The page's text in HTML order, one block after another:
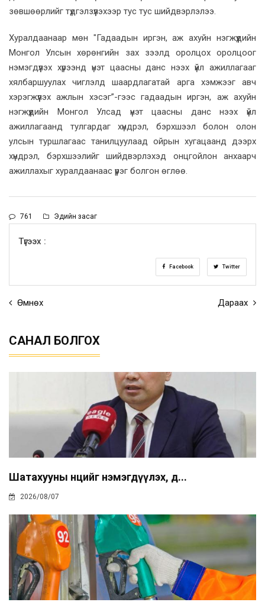
зөвшөөрлийг түдгэлзүүлэхээр тус тус шийдвэрлэлээ.
Хуралдаанаар мөн "Гадаадын иргэн, аж ахуйн нэгжүүдийн
Монгол Улсын хөрөнгийн зах зээлд оролцох оролцоог
нэмэгдүүлэх хүрээнд үнэт цаасны данс нээх үйл ажиллагааг
хялбаршуулах чиглэлд шаардлагатай арга хэмжээг авч
хэрэгжүүлэх ажлын хэсэг”-гээс гадаадын иргэн, аж ахуйн
нэгжүүдийн Монгол Улсад үнэт цаасны данс нээх үйл
ажиллагаанд тулгардаг хүндрэл, бэрхшээл болон олон
улсын туршлагаас танилцуулаад ойрын хугацаанд дээрх
хүндрэл, бэрхшээлийг шийдвэрлэхэд онцгойлон анхаарч
ажиллахыг хуралдаанаас үүрэг болгон өглөө.
761 Эдийн засаг
Түгээх :
Facebook Twitter
Өмнөх Дараах
САНАЛ БОЛГОХ
Шатахууны нөөцийг нэмэгдүүлэх, д...
2026/08/07